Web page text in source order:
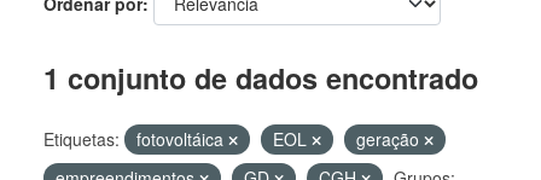
1 conjunto de dados encontrado
Etiquetas: fotovoltáica EOL
geração